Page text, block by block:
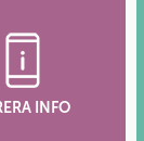
INFO